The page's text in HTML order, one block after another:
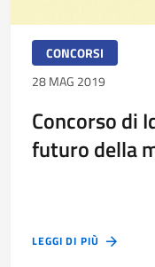
CONCORSI
28 MAG 2019
Concorso di
futuro della
LEGGI DI PIÙ